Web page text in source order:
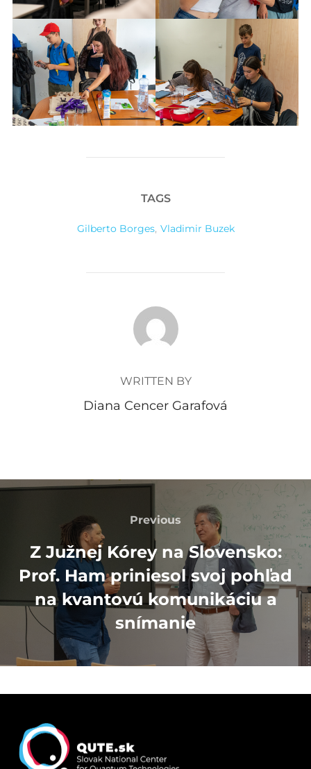
TAGS
Gilberto Borges, Vladimir Buzek
POST AUTHOR
WRITTEN BY
Diana Cencer Garafová
Navigácia
článku
Previous
Previous
Z Južnej Kórey na Slovensko:
Prof. Ham priniesol svoj pohľad
na kvantovú komunikáciu a
snímanie